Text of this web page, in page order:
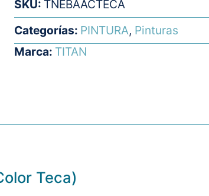
SKU: TNEBAACTECA
Categorías: PINTURA, Pinturas
Marca: TITAN
Teca)